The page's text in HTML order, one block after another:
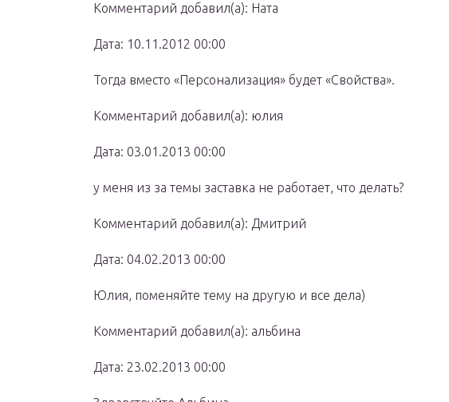
Комментарий добавил(а): Ната
Дата: 10.11.2012 00:00
Тогда вместо «Персонализация» будет «Свойства».
Комментарий добавил(а): юлия
Дата: 03.01.2013 00:00
у меня из за темы заставка не работает, что делать?
Комментарий добавил(а): Дмитрий
Дата: 04.02.2013 00:00
Юлия, поменяйте тему на другую и все дела)
Комментарий добавил(а): альбина
Дата: 23.02.2013 00:00